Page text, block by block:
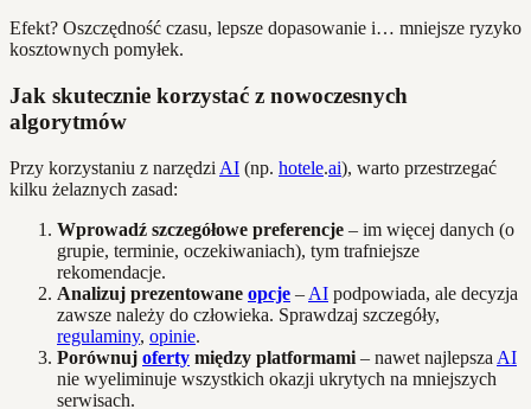
Efekt? Oszczędność czasu, lepsze dopasowanie i… mniejsze ryzyko
kosztownych pomyłek.
Jak skutecznie korzystać z nowoczesnych
algorytmów
Przy korzystaniu z narzędzi AI (np. hotele.ai), warto przestrzegać
kilku żelaznych zasad:
Wprowadź szczegółowe preferencje – im więcej danych (o
grupie, terminie, oczekiwaniach), tym trafniejsze
rekomendacje.
Analizuj prezentowane opcje – AI podpowiada, ale decyzja
zawsze należy do człowieka. Sprawdzaj szczegóły,
regulaminy, opinie.
Porównuj oferty między platformami – nawet najlepsza AI
nie wyeliminuje wszystkich okazji ukrytych na mniejszych
serwisach.